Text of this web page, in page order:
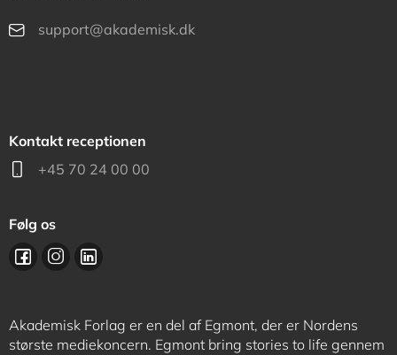
support@akademisk.dk
Kontakt receptionen
+45 70 24 00 00
Følg os
Akademisk Forlag er en del af Egmont, der er Nordens
største mediekoncern. Egmont bring stories to life gennem